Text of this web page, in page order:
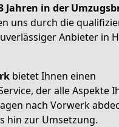
Jahren in der
uns durch die
Anbieter in
bietet Ihnen einen
der alle Aspekte
nach Vorwerk
hin zur Umsetzung.